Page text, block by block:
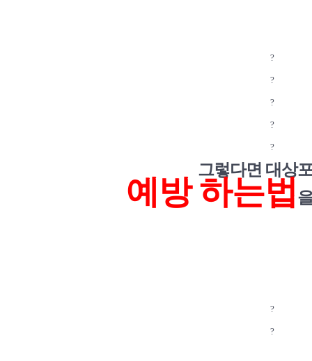
?
?
?
?
?
그렇다면 대상
예방 하는법
?
?